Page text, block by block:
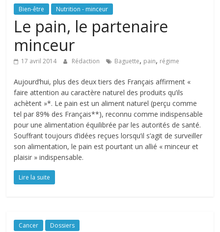
de
toute
famille
Bien-être Nutrition - minceur
Le pain, le partenaire
minceur
17 avril 2014 Rédaction Baguette, pain, régime
Aujourd’hui, plus des deux tiers des Français affirment «
faire attention au caractère naturel des produits qu’ils
achètent »*. Le pain est un aliment naturel (perçu comme
tel par 89% des Français**), reconnu comme indispensable
pour une alimentation équilibrée par les autorités de santé.
Souffrant toujours d’idées reçues lorsqu’il s’agit de surveiller
son alimentation, le pain est pourtant un allié « minceur et
plaisir » indispensable.
Lire la suite
Cancer Dossiers